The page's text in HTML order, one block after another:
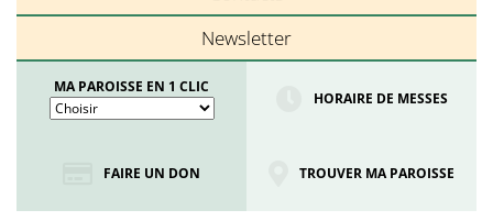
Newsletter
MA PAROISSE EN 1 CLIC
HORAIRE DE MESSES
FAIRE UN DON TROUVER MA PAROISSE